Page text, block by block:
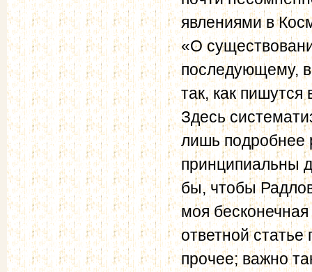
явлениями в
«О
последующему,
так, как
Здесь
лишь подробнее
принципиальны
бы, чтобы
моя
ответной статье
прочее; важно